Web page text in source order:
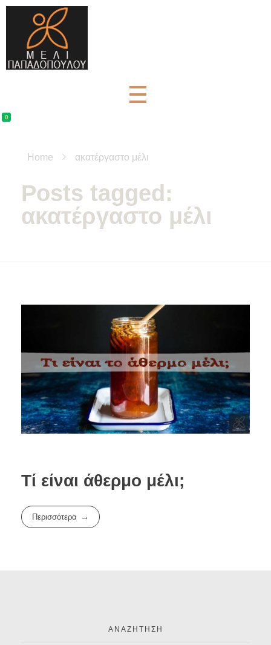
0
Home ακατέργαστο μέλι
Posts tagged:
ακατέργαστο μέλι
Τί είναι άθερμο μέλι;
Περισσότερα
ΑΝΑΖΉΤΗΣΗ